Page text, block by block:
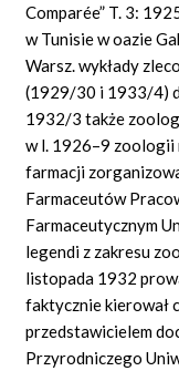
Comparée” T. 3:
w Tunisie w oazie
Warsz. wykłady
(1929/30 i 1933/4)
1932/3 także
w l. 1926–9 zoologii
farmacji
Farmaceutów
Farmaceutycznym
legendi z zakresu
listopada 1932
faktycznie kierował
przedstawicielem
Przyrodniczego